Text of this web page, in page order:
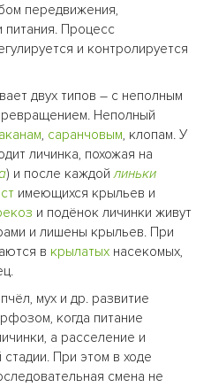
передвижения,
питания. Процесс
и контролируется
двух типов – с неполным
Неполный
, саранчовым, клопам. У
личинка, похожая на
) и после каждойлиньки
имеющихся крыльев и
и подёнок личинки живут
и лишены крыльев. При
в крылатых насекомых,
мух и др. развитие
когда питание
а расселение и
При этом в ходе
смена не